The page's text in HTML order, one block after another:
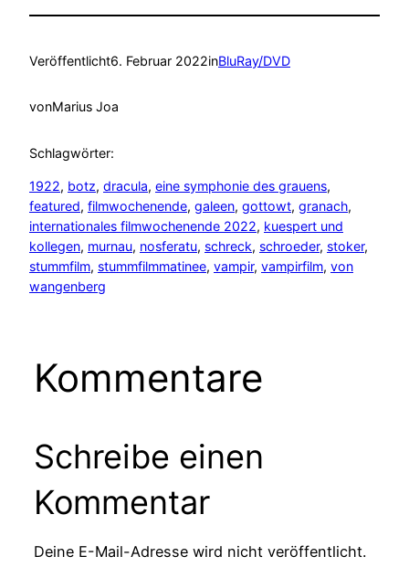
Veröffentlicht6. Februar 2022inBluRay/DVD
vonMarius Joa
Schlagwörter:
1922, botz, dracula, eine symphonie des grauens
featured, filmwochenende, galeen, gottowt, granach
internationales filmwochenende 2022, kuespert und
kollegen, murnau, nosferatu, schreck, schroeder, stoker
stummfilm, stummfilmmatinee, vampir, vampirfilm, von
wangenberg
Kommentare
Schreibe einen
Kommentar
Deine E-Mail-Adresse wird nicht veröffentlicht.